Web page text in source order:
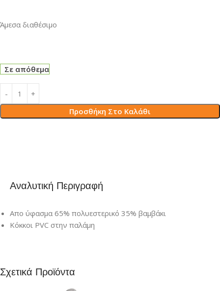
Άμεσα διαθέσιμο
Σε απόθεμα
Προσθήκη Στο Καλάθι
Αναλυτική Περιγραφή
Απο ύφασμα 65% πολυεστερικό 35% βαμβάκι
Κόκκοι PVC στην παλάμη
Σχετικά Προϊόντα